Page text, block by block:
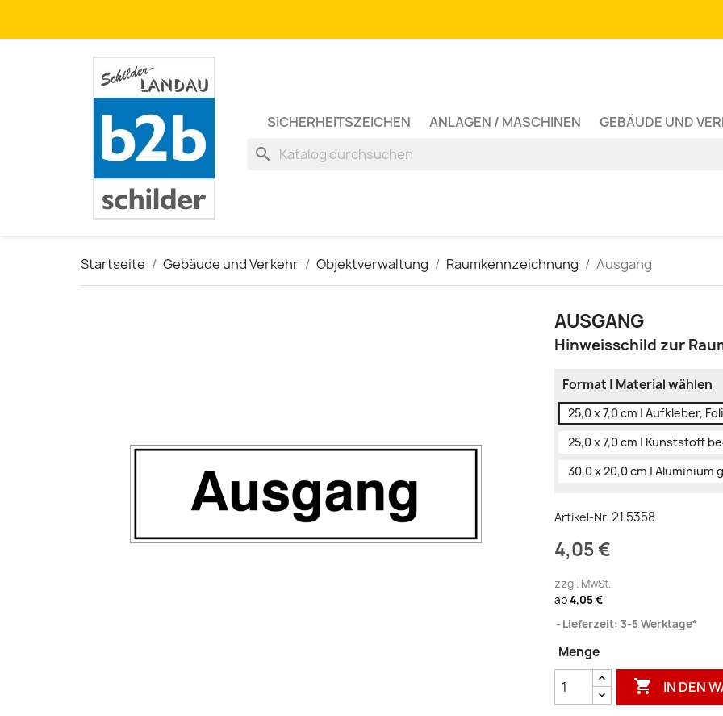
SICHERHEITSZEICHEN ANLAGEN / MASCHINEN GEBÄUDE UND
search
Startseite Gebäude und Verkehr Objektverwaltung Raumkennzeichnung Ausgang
AUSGANG
Hinweisschild zur
Format | Material wählen
25,0 x 7,0 cm | Aufkleber,
25,0 x 7,0 cm | Kunststoff
30,0 x 20,0 cm | Aluminium
Artikel-Nr. 21.5358
4,05 €
zzgl. MwSt.
ab4,05 €
Lieferzeit: 3-5 Werktage*
Menge
 IN DEN